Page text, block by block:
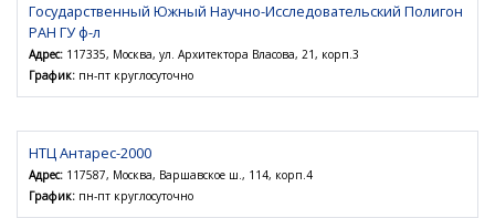
Государственный Южный Научно-Исследовательский Полигон
РАН ГУ ф-л
Адрес: 117335, Москва, ул. Архитектора Власова, 21, корп.3
График: пн-пт круглосуточно
НТЦ Антарес-2000
Адрес: 117587, Москва, Варшавское ш., 114, корп.4
График: пн-пт круглосуточно